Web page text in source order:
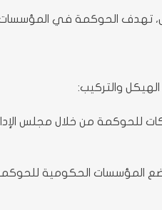
تهدف الحوكمة في المؤسسات
للحوكمة من خلال مجلس
المؤسسات الحكومية للحوكمة